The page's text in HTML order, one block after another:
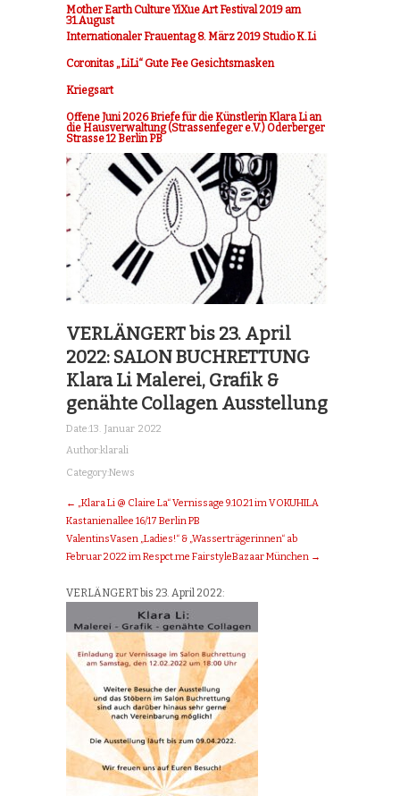
Mother Earth Culture YiXue Art Festival 2019 am
31.August
Internationaler Frauentag 8. März 2019 Studio K.Li
Coronitas „LiLi“ Gute Fee Gesichtsmasken
Kriegsart
Offene Juni 2026 Briefe für die Künstlerin Klara Li an
die Hausverwaltung (Strassenfeger e.V.) Oderberger
Strasse 12 Berlin PB
VERLÄNGERT bis 23. April
2022: SALON BUCHRETTUNG
Klara Li Malerei, Grafik &
genähte Collagen Ausstellung
Date:13. Januar 2022
Author:klarali
Category:News
← „Klara Li @ Claire La“ Vernissage 9.10.21 im VOKUHILA
Kastanienallee 16/17 Berlin PB
ValentinsVasen „Ladies!“ & „Wasserträgerinnen“ ab
Februar 2022 im Respct.me FairstyleBazaar München →
VERLÄNGERT bis 23. April 2022: